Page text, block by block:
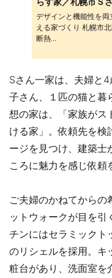
デザインと機能性を
える家づくり 札幌市
断熱...
Sさん一家は、夫婦と
子さん、１匹の猫と暮
想の家は、「家族がス
ける家」。依頼先を検
ージを見つけ、建築士
ころに魅力を感じ依頼
ご夫婦のかねてからの
ットウォークが目を引
チンにはセラミックト
のリシェルを採用。キ
粧台があり、洗面室を